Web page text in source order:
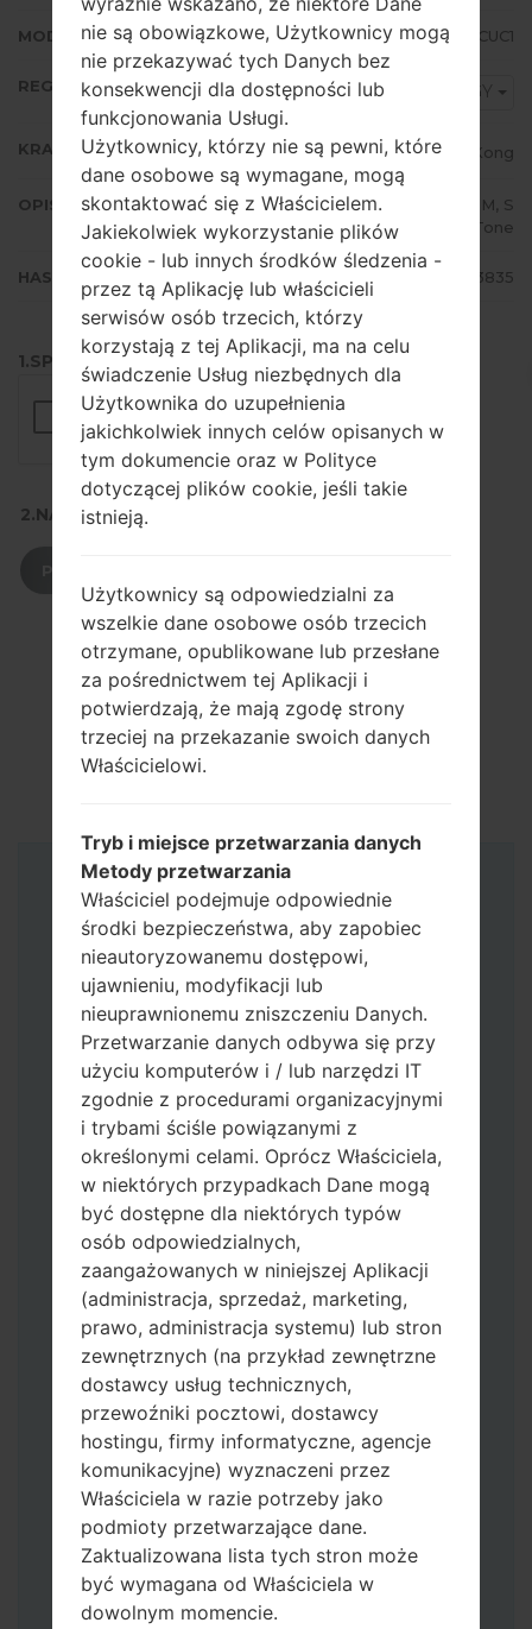
MODEM/CP WERSJA F7070ZCS1CUC1
REGION TGY
KRAJ Hong Kong
OPIS
CSL, 3, PCCW, CMHK, SMC, CTM, S
marTone
HASH 9a575e4e022c426e06bb59c572243835
1.SPRAWDŹ RECAPTCHA
2.NACIŚNIJ, ABY POBRAĆ
Instrukcje
Pobierz na swój komputer najnowszą
wersjęOdin 3.
Następnie wyodrębnij plik
oprogramowania układowego.
Powinieneś otrzymać 1 plik (jeśli 1 plik
wybierz tutaj) lub 5 plików (jeśli 5 plików
wybierz tutaj):
AP: "System & Recovery"
CP: "Modem & Radio"
CSC_***: "Country & Region & Operator"
HOME_CSC_***: "Country & Region &
Operator"
Dodaj wszystkie pliki w Odin 3.
nie są obowiązkowe, Użytkownicy mogą
nie przekazywać tych Danych bez
konsekwencji dla dostępności lub
funkcjonowania Usługi.
Użytkownicy, którzy nie są pewni, które
dane osobowe są wymagane, mogą
skontaktować się z Właścicielem.
Jakiekolwiek wykorzystanie plików
cookie - lub innych środków śledzenia -
przez tą Aplikację lub właścicieli
serwisów osób trzecich, którzy
korzystają z tej Aplikacji, ma na celu
świadczenie Usług niezbędnych dla
Użytkownika do uzupełnienia
jakichkolwiek innych celów opisanych w
tym dokumencie oraz w Polityce
dotyczącej plików cookie, jeśli takie
istnieją.
Użytkownicy są odpowiedzialni za
wszelkie dane osobowe osób trzecich
otrzymane, opublikowane lub przesłane
za pośrednictwem tej Aplikacji i
potwierdzają, że mają zgodę strony
trzeciej na przekazanie swoich danych
Właścicielowi.
Tryb i miejsce przetwarzania danych
Metody przetwarzania
Właściciel podejmuje odpowiednie
środki bezpieczeństwa, aby zapobiec
nieautoryzowanemu dostępowi,
ujawnieniu, modyfikacji lub
nieuprawnionemu zniszczeniu Danych.
Przetwarzanie danych odbywa się przy
użyciu komputerów i / lub narzędzi IT
zgodnie z procedurami organizacyjnymi
i trybami ściśle powiązanymi z
określonymi celami. Oprócz Właściciela,
w niektórych przypadkach Dane mogą
być dostępne dla niektórych typów
osób odpowiedzialnych,
zaangażowanych w niniejszej Aplikacji
(administracja, sprzedaż, marketing,
prawo, administracja systemu) lub stron
zewnętrznych (na przykład zewnętrzne
dostawcy usług technicznych,
przewoźniki pocztowi, dostawcy
hostingu, firmy informatyczne, agencje
komunikacyjne) wyznaczeni przez
Właściciela w razie potrzeby jako
podmioty przetwarzające dane.
Zaktualizowana lista tych stron może
być wymagana od Właściciela w
dowolnym momencie.